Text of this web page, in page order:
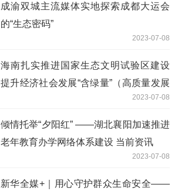
成渝双城主流媒体实地探索成都大运会
的“生态密码”
2023-07-08
海南扎实推进国家生态文明试验区建设
提升经济社会发展“含绿量”（高质量发展
2023-07-08
倾情托举“夕阳红” ——湖北襄阳加速推进
老年教育办学网络体系建设 当前资讯
2023-07-08
新华全媒+｜用心守护群众生命安全——